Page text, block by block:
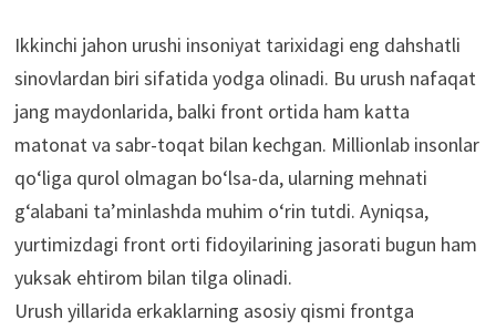
Ikkinchi jahon urushi insoniyat tarixidagi eng dahshatli
sinovlardan biri sifatida yodga olinadi. Bu urush nafaqat
jang maydonlarida, balki front ortida ham katta
matonat va sabr-toqat bilan kechgan. Millionlab insonlar
qo‘liga qurol olmagan bo‘lsa-da, ularning mehnati
g‘alabani ta’minlashda muhim o‘rin tutdi. Ayniqsa,
yurtimizdagi front orti fidoyilarining jasorati bugun ham
yuksak ehtirom bilan tilga olinadi.
Urush yillarida erkaklarning asosiy qismi frontga